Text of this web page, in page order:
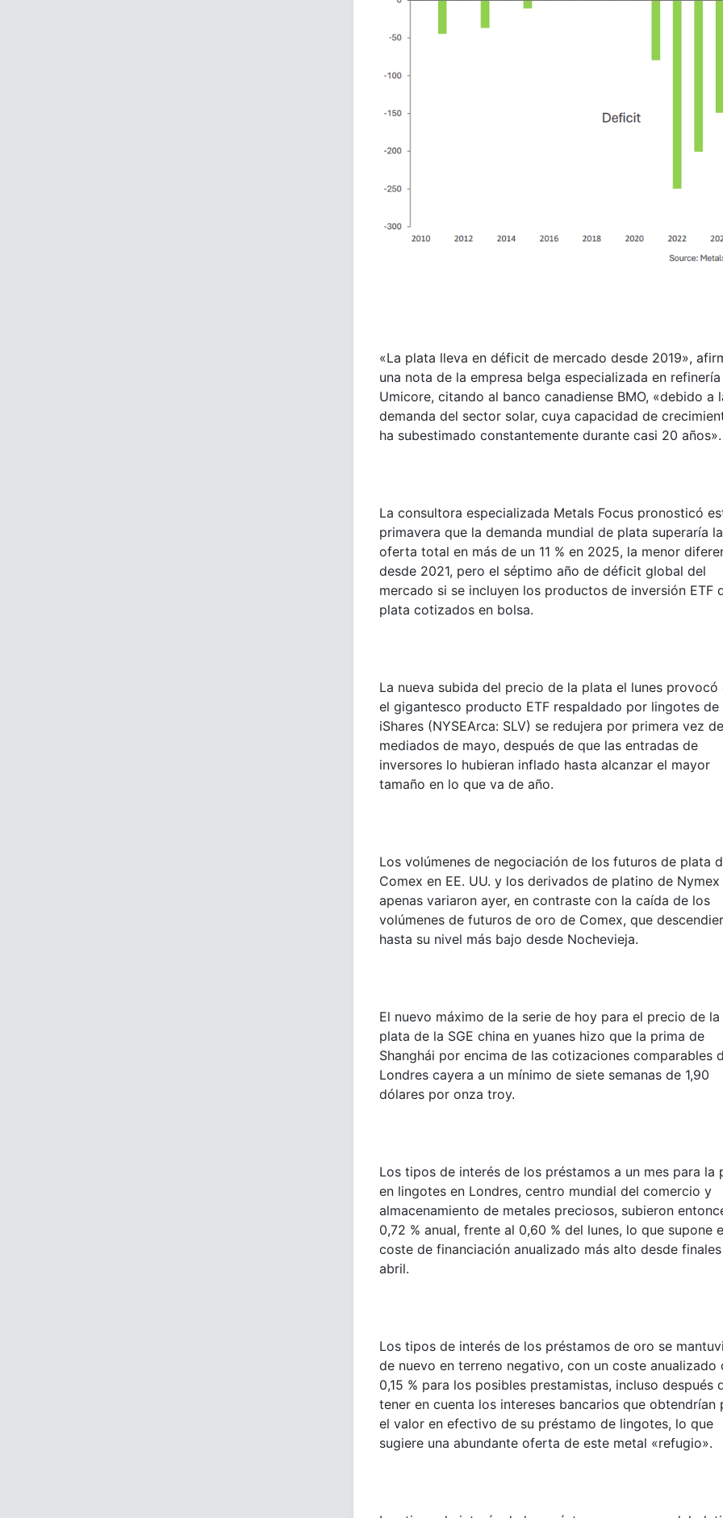
«La plata lleva en déficit de mercado desde 2019»,
una nota de la empresa belga especializada en refinería
Umicore, citando al banco canadiense BMO, «debido a
demanda del sector solar, cuya capacidad de
ha subestimado constantemente durante casi 20 años».
La consultora especializada Metals Focus pronosticó
primavera que la demanda mundial de plata superaría la
oferta total en más de un 11 % en 2025, la menor
desde 2021, pero el séptimo año de déficit global del
mercado si se incluyen los productos de inversión ETF
plata cotizados en bolsa.
La nueva subida del precio de la plata el lunes provocó
el gigantesco producto ETF respaldado por lingotes de
iShares (NYSEArca: SLV) se redujera por primera vez
mediados de mayo, después de que las entradas de
inversores lo hubieran inflado hasta alcanzar el mayor
tamaño en lo que va de año.
Los volúmenes de negociación de los futuros de plata
Comex en EE. UU. y los derivados de platino de Nymex
apenas variaron ayer, en contraste con la caída de los
volúmenes de futuros de oro de Comex, que
hasta su nivel más bajo desde Nochevieja.
El nuevo máximo de la serie de hoy para el precio de la
plata de la SGE china en yuanes hizo que la prima de
Shanghái por encima de las cotizaciones comparables
Londres cayera a un mínimo de siete semanas de 1,90
dólares por onza troy.
Los tipos de interés de los préstamos a un mes para la
en lingotes en Londres, centro mundial del comercio y
almacenamiento de metales preciosos, subieron
0,72 % anual, frente al 0,60 % del lunes, lo que supone
coste de financiación anualizado más alto desde
abril.
Los tipos de interés de los préstamos de oro se
de nuevo en terreno negativo, con un coste anualizado
0,15 % para los posibles prestamistas, incluso después
tener en cuenta los intereses bancarios que obtendrían
el valor en efectivo de su préstamo de lingotes, lo que
sugiere una abundante oferta de este metal «refugio».